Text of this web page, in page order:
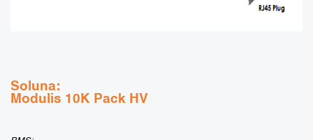
Soluna:
Modulis 10K Pack HV